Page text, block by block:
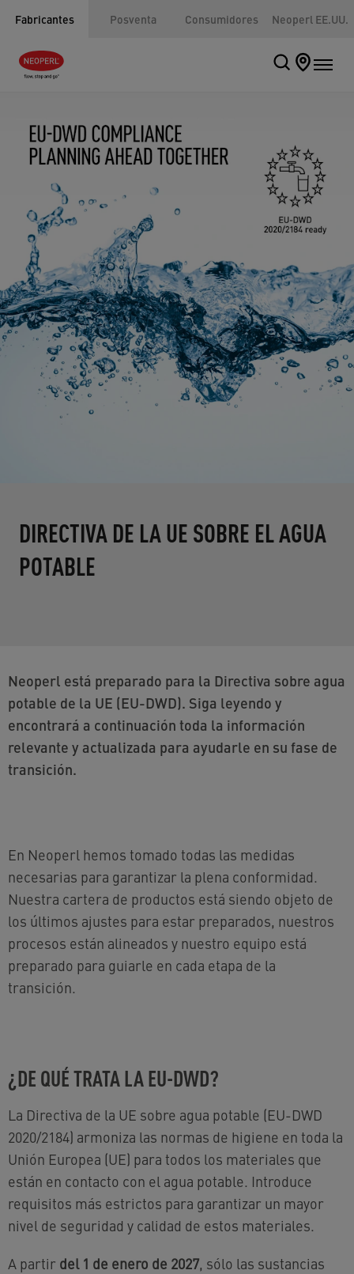
Fabricantes Posventa Consumidores Neoperl EE.UU.
DIRECTIVA DE LA UE SOBRE EL AGUA
POTABLE
Neoperl está preparado para la Directiva sobre agua
potable de la UE (EU-DWD). Siga leyendo y
encontrará a continuación toda la información
relevante y actualizada para ayudarle en su fase de
transición.
En Neoperl hemos tomado todas las medidas
necesarias para garantizar la plena conformidad.
Nuestra cartera de productos está siendo objeto de
los últimos ajustes para estar preparados, nuestros
procesos están alineados y nuestro equipo está
preparado para guiarle en cada etapa de la
transición.
¿DE QUÉ TRATA LA EU-DWD?
La Directiva de la UE sobre agua potable (EU-DWD
2020/2184) armoniza las normas de higiene en toda la
Unión Europea (UE) para todos los materiales que
están en contacto con el agua potable. Introduce
requisitos más estrictos para garantizar un mayor
nivel de seguridad y calidad de estos materiales.
A partir del 1 de enero de 2027, sólo las sustancias